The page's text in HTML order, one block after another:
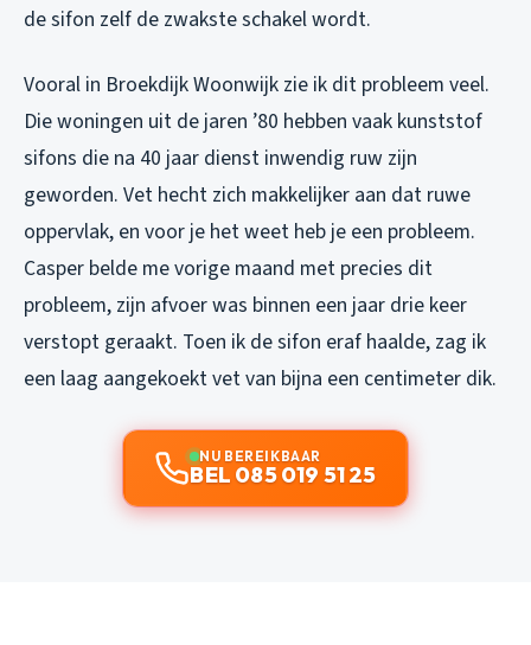
de sifon zelf de zwakste schakel wordt.
Vooral in Broekdijk Woonwijk zie ik dit probleem veel.
Die woningen uit de jaren ’80 hebben vaak kunststof
sifons die na 40 jaar dienst inwendig ruw zijn
geworden. Vet hecht zich makkelijker aan dat ruwe
oppervlak, en voor je het weet heb je een probleem.
Casper belde me vorige maand met precies dit
probleem, zijn afvoer was binnen een jaar drie keer
verstopt geraakt. Toen ik de sifon eraf haalde, zag ik
een laag aangekoekt vet van bijna een centimeter dik.
NU BEREIKBAAR
BEL 085 019 51 25